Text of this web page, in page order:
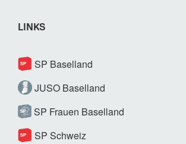
LINKS
SP Baselland
JUSO Baselland
SP Frauen Baselland
SP Schweiz